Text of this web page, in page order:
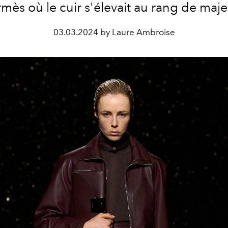
où le cuir s'élevait au rang de
03.03.2024 by Laure Ambroise